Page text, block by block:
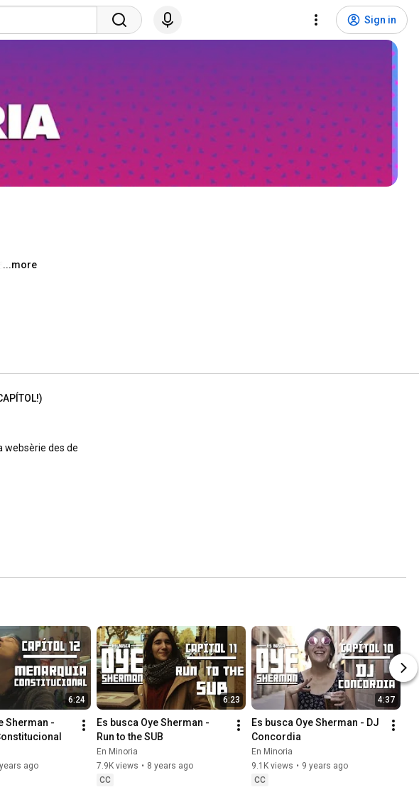
Sign in
...more
websèrie des de
6:24
Sherman -
ago
6:23
Es busca Oye Sherman -
Run to the SUB
En Minoria
7.9K views • 8 years ago
CC
4:37
Es busca Oye Sherman - DJ
Concordia
En Minoria
9.1K views • 9 years ago
CC